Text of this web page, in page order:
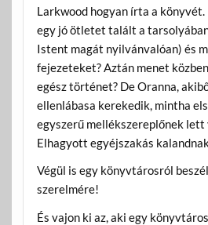
Larkwood hogyan írta a
egy jó ötletet talált a
Istent magát nyilvánvalóan) és
fejezeteket? Aztán menet
egész történet? De Oranna,
ellenlábasa kerekedik, mintha
egyszerű mellékszereplőnek lett
Elhagyott egyéjszakás
Végül is egy könyvtárosról
szerelmére!
És vajon ki az, aki egy